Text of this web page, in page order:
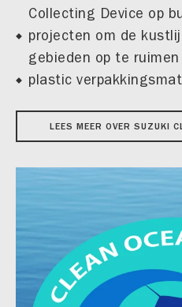
Collecting Device op
projecten om de
gebieden op te ruimen
plastic
LEES MEER OVER SUZUKI